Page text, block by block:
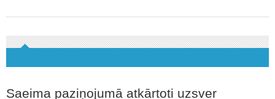
Saeima paziņojumā atkārtoti uzsver